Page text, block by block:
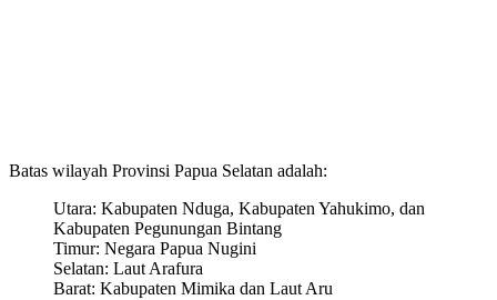
Batas wilayah Provinsi Papua Selatan adalah:
Utara: Kabupaten Nduga, Kabupaten Yahukimo, dan
Kabupaten Pegunungan Bintang
Timur: Negara Papua Nugini
Selatan: Laut Arafura
Barat: Kabupaten Mimika dan Laut Aru